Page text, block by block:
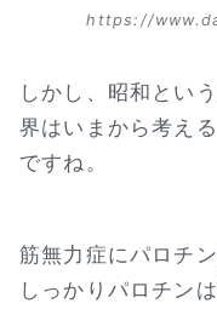
https://
しかし、昭和とい
界はいまから考え
ですね。
筋無力症にパロチ
しっかりパロチン